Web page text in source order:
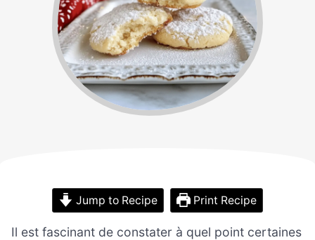
Jump to Recipe Print Recipe
Il est fascinant de constater à quel point certaines